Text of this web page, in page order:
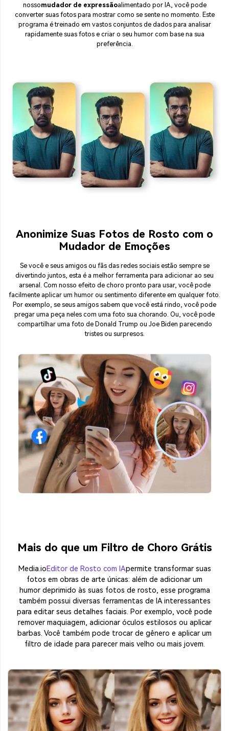
nossomudador de expressãoalimentado por IA, você pode
converter suas fotos para mostrar como se sente no momento. Este
programa é treinado em vastos conjuntos de dados para analisar
rapidamente suas fotos e criar o seu humor com base na sua
preferência.
Anonimize Suas Fotos de Rosto com o
Mudador de Emoções
Se você e seus amigos ou fãs das redes sociais estão sempre se
divertindo juntos, esta é a melhor ferramenta para adicionar ao seu
arsenal. Com nosso efeito de choro pronto para usar, você pode
facilmente aplicar um humor ou sentimento diferente em qualquer foto.
Por exemplo, se seus amigos sabem que você está rindo, você pode
pregar uma peça neles com uma foto sua chorando. Ou, você pode
compartilhar uma foto de Donald Trump ou Joe Biden parecendo
tristes ou surpresos.
Mais do que um Filtro de Choro Grátis
Media.ioEditor de Rosto com IApermite transformar suas
fotos em obras de arte únicas: além de adicionar um
humor deprimido às suas fotos de rosto, esse programa
também possui diversas ferramentas de IA interessantes
para editar seus detalhes faciais. Por exemplo, você pode
remover maquiagem, adicionar óculos estilosos ou aplicar
barbas. Você também pode trocar de gênero e aplicar um
filtro de idade para parecer mais velho ou mais jovem.